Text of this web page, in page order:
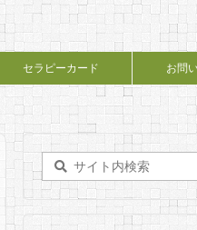
セラピーカード お問